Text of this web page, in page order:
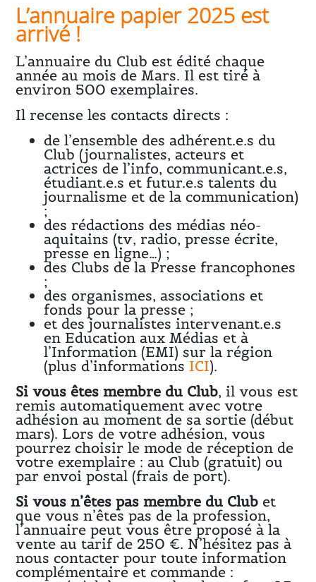
L’annuaire papier 2025 est
arrivé !
L’annuaire du Club est édité chaque
année au mois de Mars. Il est tiré à
environ 500 exemplaires.
Il recense les contacts directs :
de l’ensemble des adhérent.e.s du
Club (journalistes, acteurs et
actrices de l’info, communicant.e.s,
étudiant.e.s et futur.e.s talents du
journalisme et de la communication)
;
des rédactions des médias néo-
aquitains (tv, radio, presse écrite,
presse en ligne…) ;
des Clubs de la Presse francophones
;
des organismes, associations et
fonds pour la presse ;
et des journalistes intervenant.e.s
en Education aux Médias et à
l’Information (EMI) sur la région
(plus d’informations ICI).
Si vous êtes membre du Club, il vous est
remis automatiquement avec votre
adhésion au moment de sa sortie (début
mars). Lors de votre adhésion, vous
pourrez choisir le mode de réception de
votre exemplaire : au Club (gratuit) ou
par envoi postal (frais de port).
Si vous n’êtes pas membre du Club et
que vous n’êtes pas de la profession,
l’annuaire peut vous être proposé à la
vente au tarif de 250 €. N’hésitez pas à
nous contacter pour toute information
complémentaire et commande :